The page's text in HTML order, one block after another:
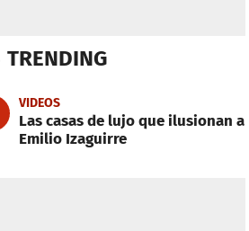
TRENDING
VIDEOS
Las casas de lujo que ilusionan a
Emilio Izaguirre